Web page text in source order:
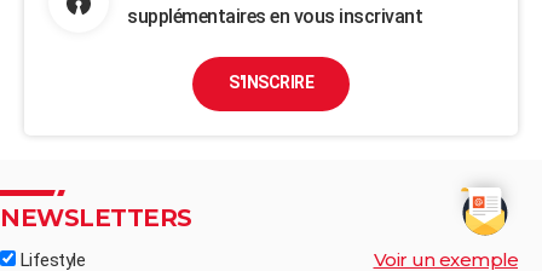
supplémentaires en vous inscrivant
S'INSCRIRE
NEWSLETTERS
Lifestyle Voir un exemple